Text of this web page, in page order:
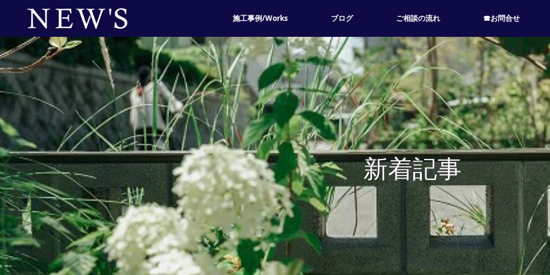
施工事例/Works ブログ ご相談の流れ ☎お問合せ
新着記事